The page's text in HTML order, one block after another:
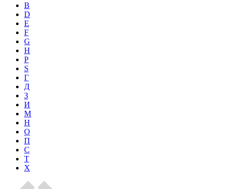
B
D
E
F
G
H
P
S
Г
Д
З
И
М
Н
О
П
С
Т
Х